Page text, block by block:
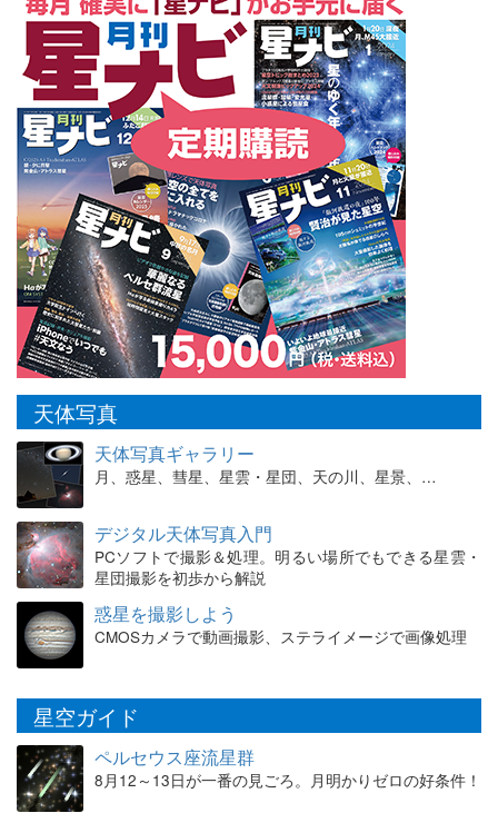
天体写真
天体写真ギャラリー
月、惑星、彗星、星雲・星団、天の川、星景、…
デジタル天体写真入門
PCソフトで撮影＆処理。明るい場所でもできる星雲・
星団撮影を初歩から解説
惑星を撮影しよう
CMOSカメラで動画撮影、ステライメージで画像処理
星空ガイド
ペルセウス座流星群
8月12～13日が一番の見ごろ。月明かりゼロの好条件！